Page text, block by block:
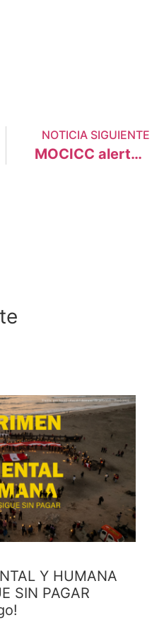
NOTICIA SIGUIENTE
MOCICC alerta la ausencia de propuestas frente al cambio climático
Y HUMANA
SIN PAGAR